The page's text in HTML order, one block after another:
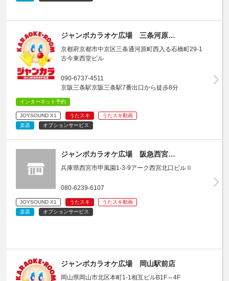
ジャンボカラオケ広場 三条河原…
京都府京都市中京区三条通河原町西入る石橋町29-1
古今東西堂ビル
090-6737-4511
京阪三条駅京阪三条駅7番出口から徒歩8分
インターネット予約
JOYSOUND X1 うたスキ
うたスキ動画
楽器
オプションサービス
ジャンボカラオケ広場 阪急西宮…
兵庫県西宮市甲風園1-3-9アーク西宮北口ビルⅡ
080-6239-6107
JOYSOUND X1 うたスキ
うたスキ動画
楽器
オプションサービス
ジャンボカラオケ広場 岡山駅前店
岡山県岡山市北区本町1-1相互ビルB1F～4F